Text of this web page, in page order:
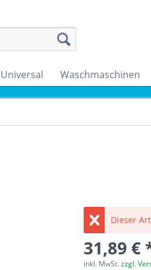
Universal Waschmaschinen
Dieser
31,89 €
inkl. MwSt.zzgl.